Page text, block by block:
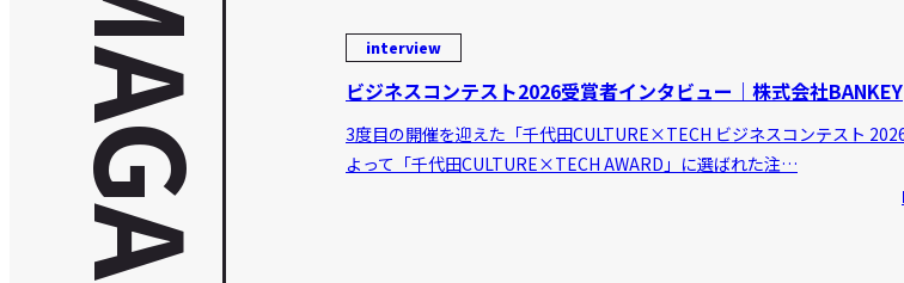
interview
ビジネスコンテスト2026受賞者インタビュー｜株式会社BANKEY
3度目の開催を迎えた「千代田CULTURE×TECH ビジネスコンテスト
よって「千代田CULTURE×TECH AWARD」に選ばれた注…